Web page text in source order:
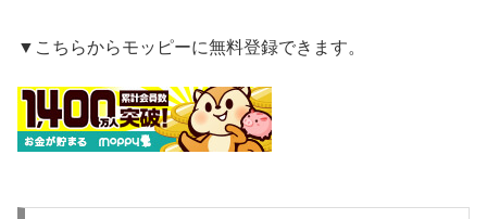
▼こちらからモッピーに無料登録できます。